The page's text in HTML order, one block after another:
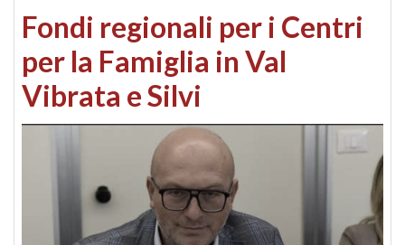
Fondi regionali per i Centri
per la Famiglia in Val
Vibrata e Silvi